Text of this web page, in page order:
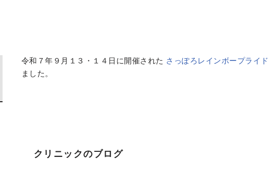
令和７年９月１３・１４日に開催された さっぽろレインボープライ
ました。
クリニックのブログ